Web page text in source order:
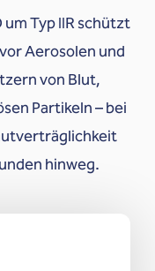
Typ IIR schützt
Aerosolen und
von Blut,
Partikeln – bei
hinweg.